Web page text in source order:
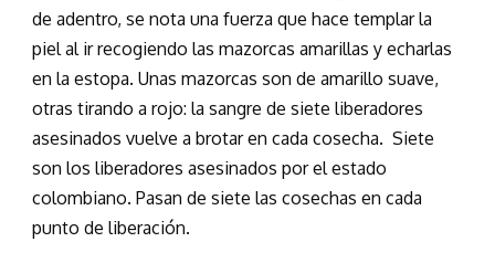
de adentro, se nota una fuerza que hace templar la
piel al ir recogiendo las mazorcas amarillas y echarlas
en la estopa. Unas mazorcas son de amarillo suave,
otras tirando a rojo: la sangre de siete liberadores
asesinados vuelve a brotar en cada cosecha. Siete
son los liberadores asesinados por el estado
colombiano. Pasan de siete las cosechas en cada
punto de liberación.